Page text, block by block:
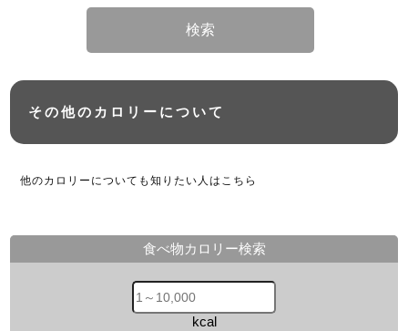
検索
その他のカロリーについて
他のカロリーについても知りたい人はこちら
食べ物カロリー検索
kcal